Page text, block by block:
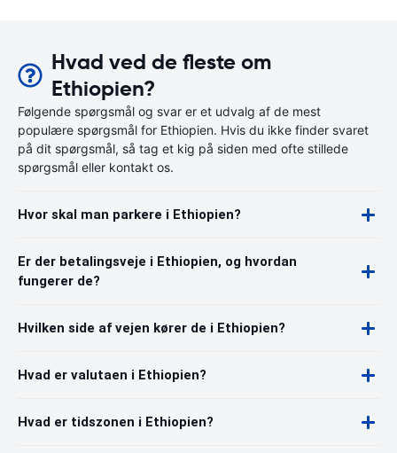
Hvad ved de fleste om
Ethiopien?
Følgende spørgsmål og svar er et udvalg af de mest
populære spørgsmål for Ethiopien. Hvis du ikke finder svaret
på dit spørgsmål, så tag et kig på siden med ofte stillede
spørgsmål eller kontakt os.
Hvor skal man parkere i Ethiopien?
Er der betalingsveje i Ethiopien, og hvordan
fungerer de?
Hvilken side af vejen kører de i Ethiopien?
Hvad er valutaen i Ethiopien?
Hvad er tidszonen i Ethiopien?